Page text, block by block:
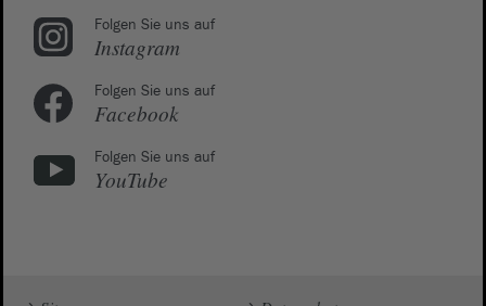
Folgen Sie uns auf
Instagram
Folgen Sie uns auf
Facebook
Folgen Sie uns auf
YouTube